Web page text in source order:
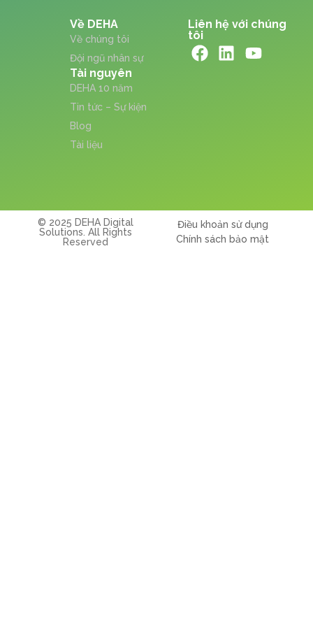
Về DEHA
Về chúng tôi
Đội ngũ nhân sự
Tài nguyên
DEHA 10 năm
Tin tức – Sự kiện
Blog
Tài liệu
Liên hệ với chúng
tôi
© 2025 DEHA Digital
Solutions. All Rights
Reserved
Điều khoản sử dụng
Chính sách bảo mật